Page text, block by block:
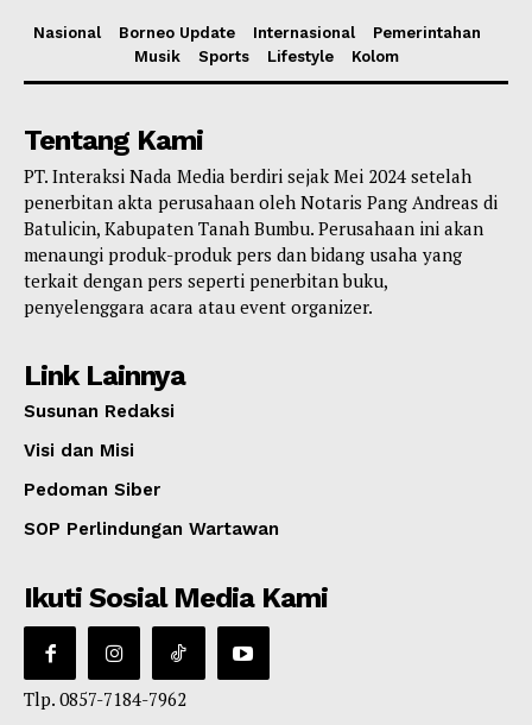
Nasional Borneo Update Internasional
Pemerintahan
Musik
Sports Lifestyle Kolom
Tentang Kami
PT. Interaksi Nada Media berdiri sejak Mei 2024 setelah
penerbitan akta perusahaan oleh Notaris Pang Andreas di
Batulicin, Kabupaten Tanah Bumbu. Perusahaan ini akan
menaungi produk-produk pers dan bidang usaha yang
terkait dengan pers seperti penerbitan buku,
penyelenggara acara atau event organizer.
Link Lainnya
Susunan Redaksi
Visi dan Misi
Pedoman Siber
SOP Perlindungan Wartawan
Ikuti Sosial Media Kami
Tlp. 0857-7184-7962